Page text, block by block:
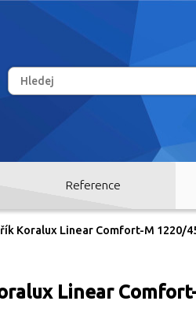
Reference
Koralux Linear Comfort-M 1220/
Linear